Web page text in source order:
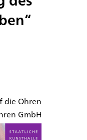
die Ohren
GmbH